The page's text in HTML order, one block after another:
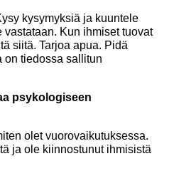
kysymyksiä ja kuuntele
Kun ihmiset tuovat
siitä. Tarjoa apua. Pidä
on tiedossa sallitun
psykologiseen
olet vuorovaikutuksessa.
ja ole kiinnostunut ihmisistä